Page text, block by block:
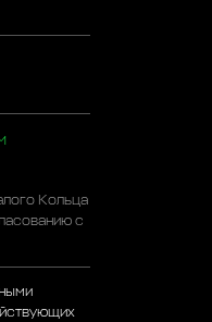
Кольца
с